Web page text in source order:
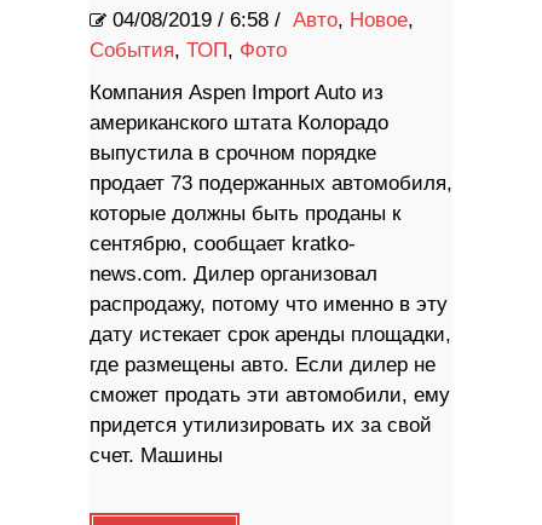
04/08/2019 / 6:58 / Авто, Новое,
События, ТОП, Фото
Компания Aspen Import Auto из
американского штата Колорадо
выпустила в срочном порядке
продает 73 подержанных автомобиля,
которые должны быть проданы к
сентябрю, сообщает kratko-
news.com. Дилер организовал
распродажу, потому что именно в эту
дату истекает срок аренды площадки,
где размещены авто. Если дилер не
сможет продать эти автомобили, ему
придется утилизировать их за свой
счет. Машины